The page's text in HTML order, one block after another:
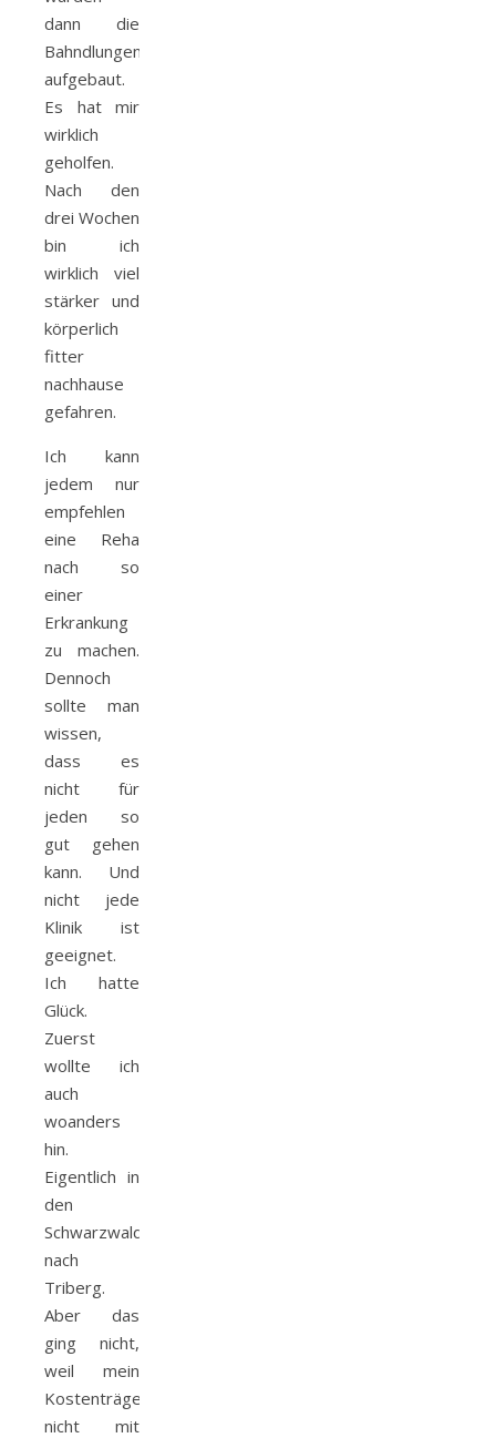
dann die
Bahndlungen
aufgebaut.
Es hat mir
wirklich
geholfen.
Nach den
drei Wochen
bin ich
wirklich viel
stärker und
körperlich
fitter
nachhause
gefahren.
Ich kann
jedem nur
empfehlen
eine Reha
nach so
einer
Erkrankung
zu machen.
Dennoch
sollte man
wissen,
dass es
nicht für
jeden so
gut gehen
kann. Und
nicht jede
Klinik ist
geeignet.
Ich hatte
Glück.
Zuerst
wollte ich
auch
woanders
hin.
Eigentlich in
den
Schwarzwald,
nach
Triberg.
Aber das
ging nicht,
weil mein
Kostenträger
nicht mit